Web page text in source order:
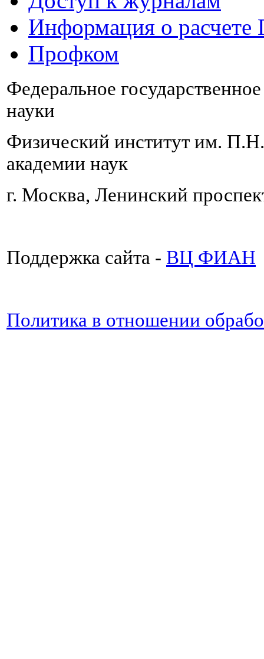
Информация о
Профком
Федеральное
науки
Физический институт им.
академии наук
г. Москва, Ленинский
Поддержка сайта - ВЦ ФИАН
Политика в отношении